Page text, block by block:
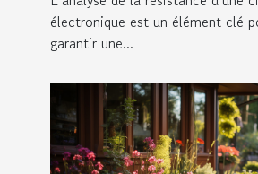
électronique est un élément clé
garantir une...